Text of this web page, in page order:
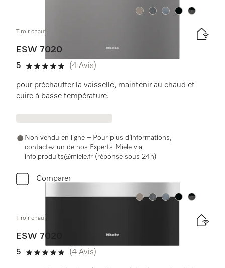
Couleurs
Couleurs
Couleurs
CouleursCouleurs
Tiroir chauffant Gourmet sans poignée, hauteur 29 cm
ESW 7020
5
5 étoiles sur 5
(4 Avis)
pour préchauffer la vaisselle, maintenir au chaud et
cuire à basse température.
Non vendu en ligne – Pour plus d’informations,
contactez un de nos Experts Miele via
info.produits@miele.fr (réponse sous 24h)
Comparer
Couleurs
Couleurs
Couleurs
CouleursCouleurs
Tiroir chauffant Gourmet sans poignée, hauteur 29 cm
ESW 7020
5
5 étoiles sur 5
(4 Avis)